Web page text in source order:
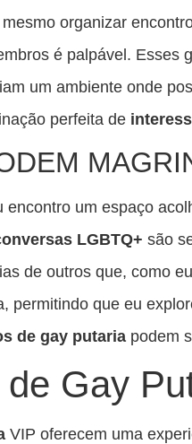
organizar
é palpável. Esses
um ambiente onde
perfeita de
encontro um espaço
LGBTQ+ são
de outros que, como
permitindo que eu
de gay putaria podem
Gay
VIP oferecem uma